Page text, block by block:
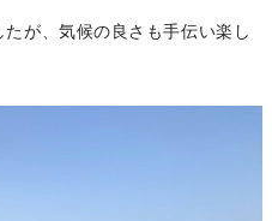
が、気候の良さも手伝い楽し